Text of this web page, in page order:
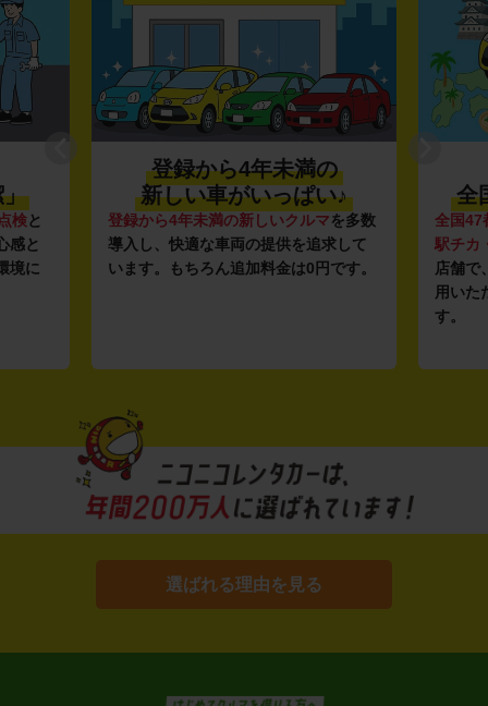
」
検と
感と
境に
登録から4年未満の
新しい車がいっぱい♪
登録から4年未満の新しいクルマを多数
導入し、快適な車両の提供を追求して
います。もちろん追加料金は0円です。
全
全国47
駅チカ
店舗で
用いた
す。
選ばれる理由を見る